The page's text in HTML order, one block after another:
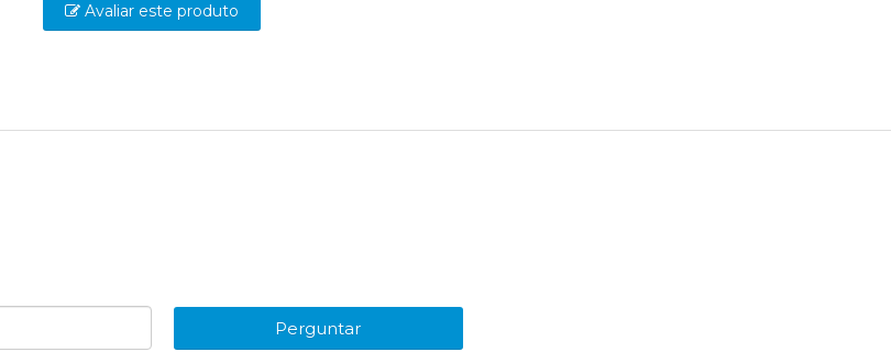
Avaliar este produto
Perguntar